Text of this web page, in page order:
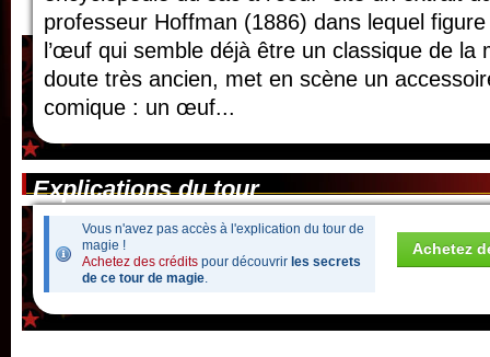
professeur Hoffman (1886) dans lequel
l’œuf qui semble déjà être un classique de la
doute très ancien, met en scène un
comique : un œuf...
Explications du tour
Vous n'avez pas accès à l'explication du tour de
magie !
Achetez des crédits pour découvrir les secrets
de ce tour de magie.
Achetez